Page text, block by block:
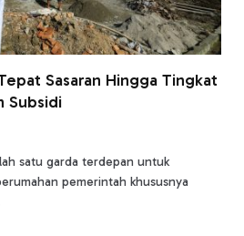
Sasaran Hingga Tingkat
Subsidi
satu garda terdepan untuk
pemerintah khususnya